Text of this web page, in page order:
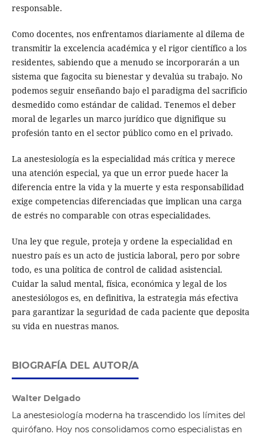
responsable.
Como docentes, nos enfrentamos diariamente al dilema de
transmitir la excelencia académica y el rigor científico a los
residentes, sabiendo que a menudo se incorporarán a un
sistema que fagocita su bienestar y devalúa su trabajo. No
podemos seguir enseñando bajo el paradigma del sacrificio
desmedido como estándar de calidad. Tenemos el deber
moral de legarles un marco jurídico que dignifique su
profesión tanto en el sector público como en el privado.
La anestesiología es la especialidad más crítica y merece
una atención especial, ya que un error puede hacer la
diferencia entre la vida y la muerte y esta responsabilidad
exige competencias diferenciadas que implican una carga
de estrés no comparable con otras especialidades.
Una ley que regule, proteja y ordene la especialidad en
nuestro país es un acto de justicia laboral, pero por sobre
todo, es una política de control de calidad asistencial.
Cuidar la salud mental, física, económica y legal de los
anestesiólogos es, en definitiva, la estrategia más efectiva
para garantizar la seguridad de cada paciente que deposita
su vida en nuestras manos.
BIOGRAFÍA DEL AUTOR/A
Walter Delgado
La anestesiología moderna ha trascendido los límites del
quirófano. Hoy nos consolidamos como especialistas en